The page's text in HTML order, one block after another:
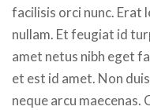
facilisis orci nunc. Erat
nullam. Et feugiat id
amet netus nibh eget
et est id amet. Non
neque arcu maecenas.